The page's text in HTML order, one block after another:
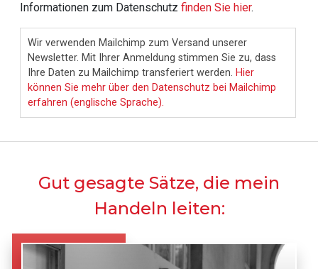
Informationen zum Datenschutz finden Sie hier.
Wir verwenden Mailchimp zum Versand unserer
Newsletter. Mit Ihrer Anmeldung stimmen Sie zu, dass
Ihre Daten zu Mailchimp transferiert werden. Hier
können Sie mehr über den Datenschutz bei Mailchimp
erfahren (englische Sprache).